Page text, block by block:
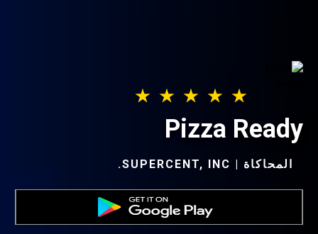
Pizza Ready
المحاكاة | SUPERCENT, INC.‏